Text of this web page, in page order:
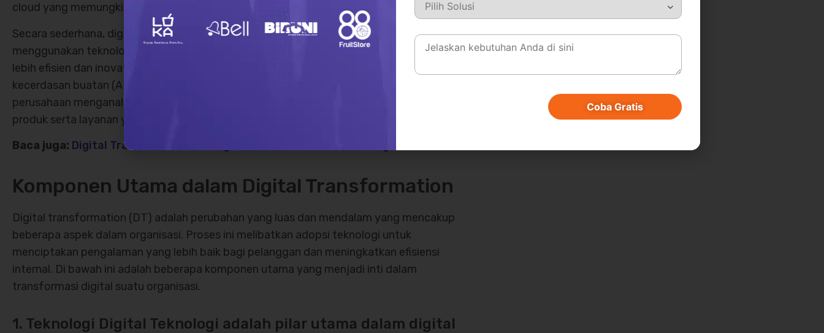
cloud yang memungkinkan pengolahan dan analisis data secara otomatis dan real-time.
Secara sederhana, digital transformation adalah proses di mana perusahaan
menggunakan teknologi digital untuk mengubah operasional mereka sehingga menjadi
lebih efisien dan inovatif. Contoh digital transformation bisa dilihat dari integrasi
kecerdasan buatan (AI) dan pembelajaran mesin (machine learning), yang memungkinkan
perusahaan menganalisis data pelanggan dengan lebih mendalam dan menciptakan
produk serta layanan yang lebih relevan.
Baca juga: Digital Transformation: Pengertian, Manfaat, dan Tantangan
Komponen Utama dalam Digital Transformation
Digital transformation (DT) adalah perubahan yang luas dan mendalam yang mencakup
beberapa aspek dalam organisasi. Proses ini melibatkan adopsi teknologi untuk
menciptakan pengalaman yang lebih baik bagi pelanggan dan meningkatkan efisiensi
internal. Di bawah ini adalah beberapa komponen utama yang menjadi inti dalam
transformasi digital suatu organisasi.
1. Teknologi Digital Teknologi adalah pilar utama dalam digital
Coba Gratis